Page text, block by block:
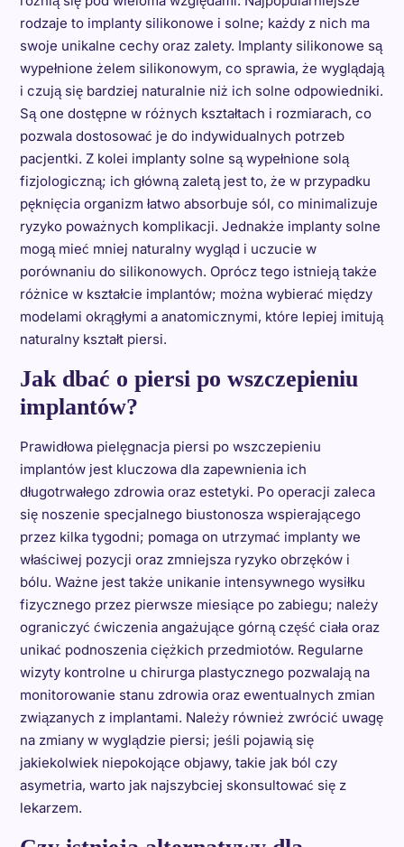
rodzaje to implanty silikonowe i solne; każdy z nich ma
swoje unikalne cechy oraz zalety. Implanty silikonowe są
wypełnione żelem silikonowym, co sprawia, że wyglądają
i czują się bardziej naturalnie niż ich solne odpowiedniki.
Są one dostępne w różnych kształtach i rozmiarach, co
pozwala dostosować je do indywidualnych potrzeb
pacjentki. Z kolei implanty solne są wypełnione solą
fizjologiczną; ich główną zaletą jest to, że w przypadku
pęknięcia organizm łatwo absorbuje sól, co minimalizuje
ryzyko poważnych komplikacji. Jednakże implanty solne
mogą mieć mniej naturalny wygląd i uczucie w
porównaniu do silikonowych. Oprócz tego istnieją także
różnice w kształcie implantów; można wybierać między
modelami okrągłymi a anatomicznymi, które lepiej imitują
naturalny kształt piersi.
Jak dbać o piersi po wszczepieniu
implantów?
Prawidłowa pielęgnacja piersi po wszczepieniu
implantów jest kluczowa dla zapewnienia ich
długotrwałego zdrowia oraz estetyki. Po operacji zaleca
się noszenie specjalnego biustonosza wspierającego
przez kilka tygodni; pomaga on utrzymać implanty we
właściwej pozycji oraz zmniejsza ryzyko obrzęków i
bólu. Ważne jest także unikanie intensywnego wysiłku
fizycznego przez pierwsze miesiące po zabiegu; należy
ograniczyć ćwiczenia angażujące górną część ciała oraz
unikać podnoszenia ciężkich przedmiotów. Regularne
wizyty kontrolne u chirurga plastycznego pozwalają na
monitorowanie stanu zdrowia oraz ewentualnych zmian
związanych z implantami. Należy również zwrócić uwagę
na zmiany w wyglądzie piersi; jeśli pojawią się
jakiekolwiek niepokojące objawy, takie jak ból czy
asymetria, warto jak najszybciej skonsultować się z
lekarzem.